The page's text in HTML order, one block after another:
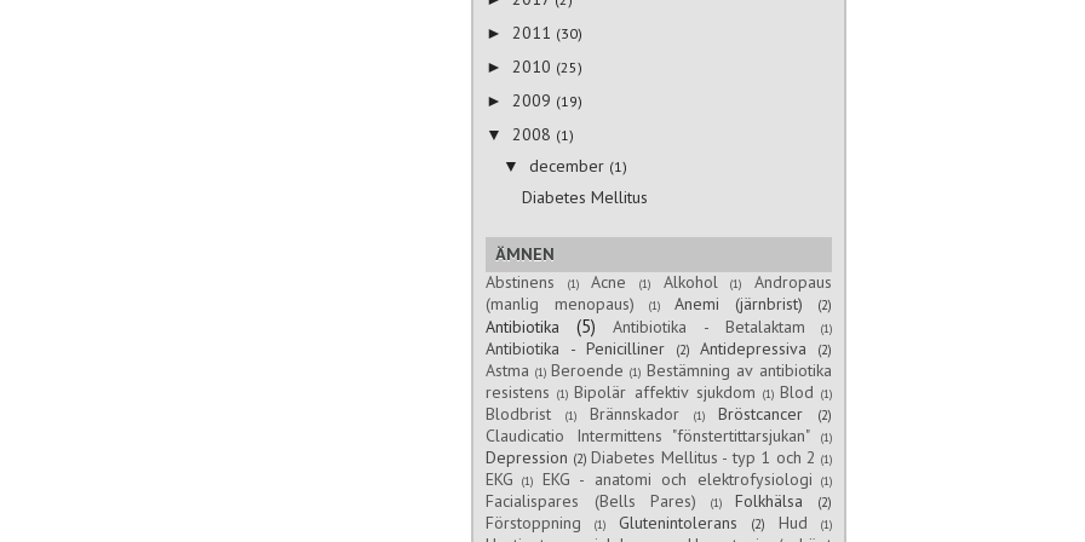
► 2011 (30)
► 2010 (25)
► 2009 (19)
▼ 2008 (1)
▼december (1)
Diabetes Mellitus
ÄMNEN
Abstinens
(1) Acne (1) Alkohol (1)
Andropaus
(manlig menopaus)
(1) Anemi (järnbrist) (2)
Antibiotika (5) Antibiotika - Betalaktam (1)
Antibiotika - Penicilliner (2) Antidepressiva (2)
Astma (1) Beroende (1) Bestämning av antibiotika
resistens (1) Bipolär affektiv sjukdom (1) Blod (1)
Blodbrist (1) Brännskador (1) Bröstcancer (2)
Claudicatio Intermittens "fönstertittarsjukan" (1)
Depression (2) Diabetes Mellitus - typ 1 och 2 (1)
EKG (1) EKG - anatomi och elektrofysiologi (1)
Facialispares (Bells Pares) (1) Folkhälsa (2)
Förstoppning (1) Glutenintolerans (2) Hud (1)